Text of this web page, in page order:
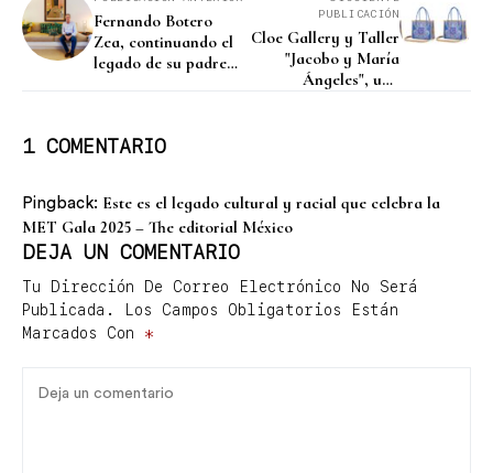
Fernando Botero
Zea, continuando el
legado de su padre
PUBLICACIÓN
Cloe Gallery y Taller
"Jacobo y María
Ángeles", una
1 COMENTARIO
Pingback: Este es el legado cultural y racial que celebra la
MET Gala 2025 – The editorial México
DEJA UN COMENTARIO
Tu Dirección De Correo Electrónico No Será
Publicada.
Los Campos Obligatorios Están
Marcados Con *